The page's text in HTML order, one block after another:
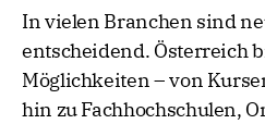
In vielen Branchen sind
entscheidend. Österreich
Möglichkeiten – von
hin zu Fachhochschulen,